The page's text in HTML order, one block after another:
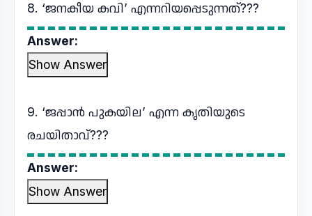
8. ‘ജനകീയ കവി’ എന്നറിയപ്പെടുന്നത്???
Answer:
Show Answer
9. ‘ജപ്പാന്‍ പുകയില’ എന്ന കൃതിയുടെ
രചയിതാവ്???
Answer:
Show Answer